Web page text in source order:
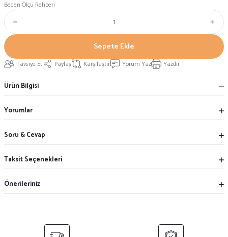
Beden Ölçü Rehberi
Sepete Ekle
Tavsiye Et Paylaş Karşılaştır Yorum Yaz Yazdır
Ürün Bilgisi
Yorumlar
Soru & Cevap
Taksit Seçenekleri
Önerileriniz